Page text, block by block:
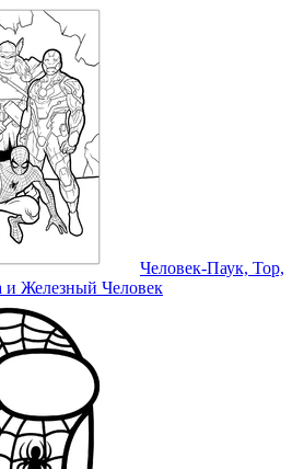
Человек-Паук, Тор,
Железный Человек